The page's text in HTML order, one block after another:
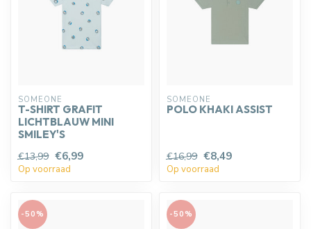
SOMEONE
T-SHIRT GRAFIT
LICHTBLAUW MINI
SMILEY'S
€13,99 €6,99
Op voorraad
SOMEONE
POLO KHAKI ASSIST
€16,99 €8,49
Op voorraad
-50% -50%